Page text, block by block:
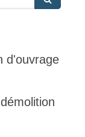
d'ouvrage